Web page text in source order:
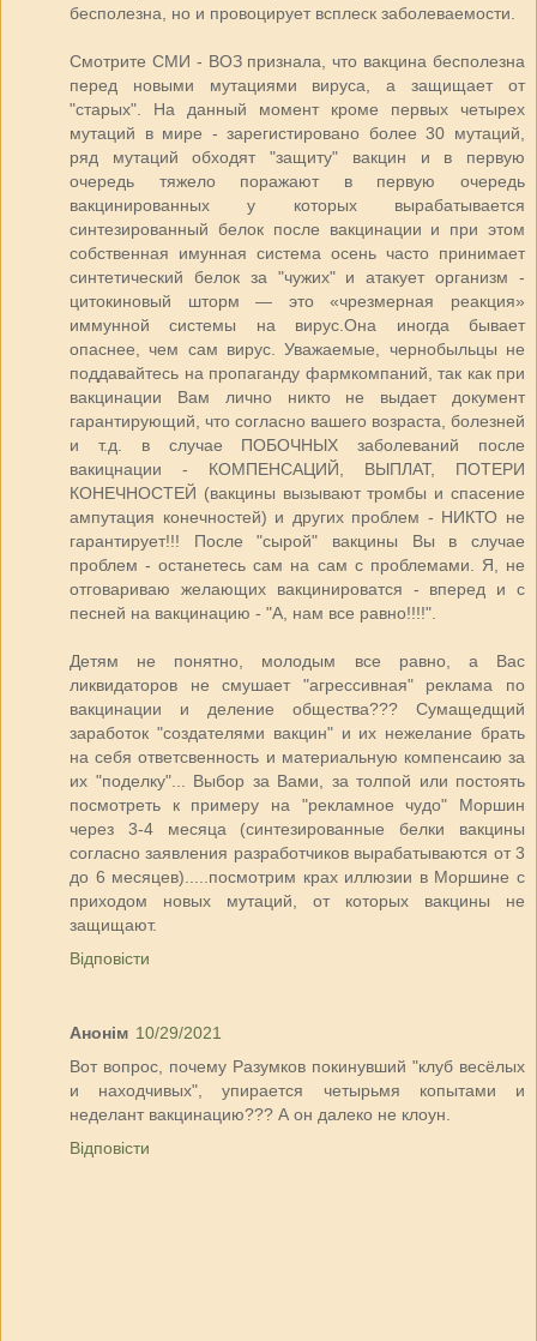
бесполезна, но и провоцирует всплеск заболеваемости.
Смотрите СМИ - ВОЗ признала, что вакцина бесполезна
перед новыми мутациями вируса, а защищает от
"старых". На данный момент кроме первых четырех
мутаций в мире - зарегистировано более 30 мутаций,
ряд мутаций обходят "защиту" вакцин и в первую
очередь тяжело поражают в первую очередь
вакцинированных у которых вырабатывается
синтезированный белок после вакцинации и при этом
собственная имунная система осень часто принимает
синтетический белок за "чужих" и атакует организм -
цитокиновый шторм — это «чрезмерная реакция»
иммунной системы на вирус.Она иногда бывает
опаснее, чем сам вирус. Уважаемые, чернобыльцы не
поддавайтесь на пропаганду фармкомпаний, так как при
вакцинации Вам лично никто не выдает документ
гарантирующий, что согласно вашего возраста, болезней
и т.д. в случае ПОБОЧНЫХ заболеваний после
вакицнации - КОМПЕНСАЦИЙ, ВЫПЛАТ, ПОТЕРИ
КОНЕЧНОСТЕЙ (вакцины вызывают тромбы и спасение
ампутация конечностей) и других проблем - НИКТО не
гарантирует!!! После "сырой" вакцины Вы в случае
проблем - останетесь сам на сам с проблемами. Я, не
отговариваю желающих вакцинироватся - вперед и с
песней на вакцинацию - "А, нам все равно!!!!".
Детям не понятно, молодым все равно, а Вас
ликвидаторов не смушает "агрессивная" реклама по
вакцинации и деление общества??? Сумащедщий
заработок "создателями вакцин" и их нежелание брать
на себя ответсвенность и материальную компенсаию за
их "поделку"... Выбор за Вами, за толпой или постоять
посмотреть к примеру на "рекламное чудо" Моршин
через 3-4 месяца (синтезированные белки вакцины
согласно заявления разработчиков вырабатываются от 3
до 6 месяцев).....посмотрим крах иллюзии в Моршине с
приходом новых мутаций, от которых вакцины не
защищают.
Відповісти
Анонім 10/29/2021
Вот вопрос, почему Разумков покинувший "клуб весёлых
и находчивых", упирается четырьмя копытами и
неделант вакцинацию??? А он далеко не клоун.
Відповісти